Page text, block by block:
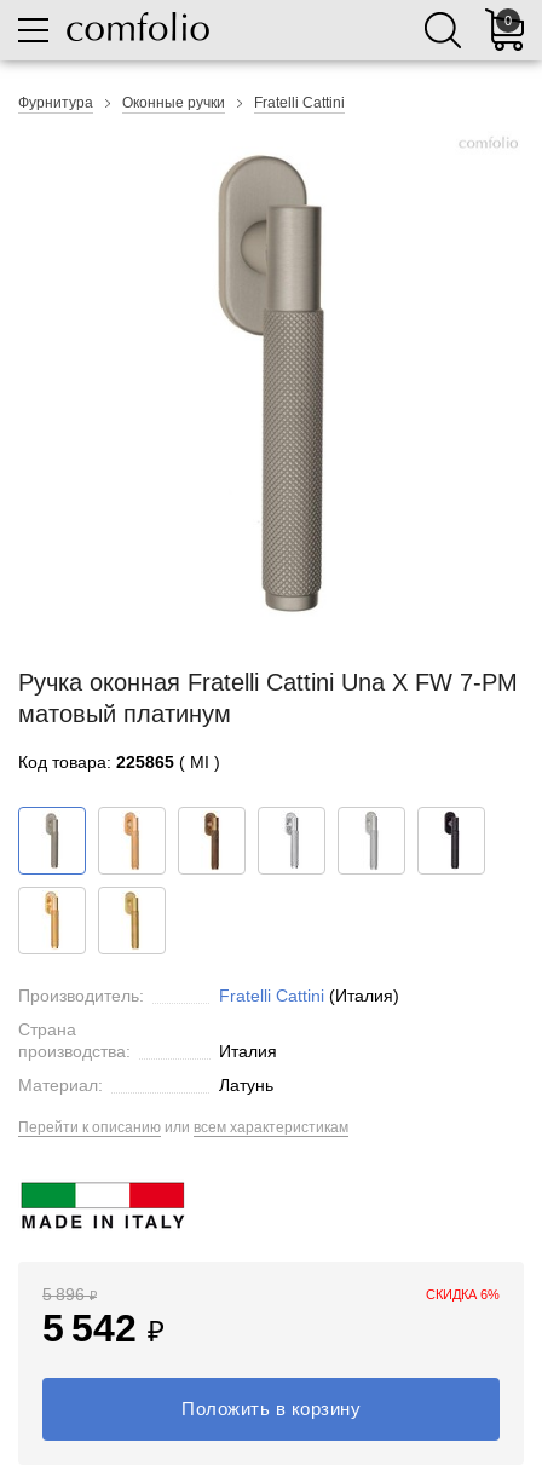
0
Фурнитура Оконные ручки Fratelli Cattini
Ручка оконная Fratelli Cattini Una X FW 7-PM
матовый платинум
Код товара: 225865 ( MI )
Производитель: Fratelli Cattini(Италия)
Страна
производства:
Италия
Материал:
Латунь
Перейти к описанию или всем характеристикам
СКИДКА 6%
5 896₽
5 542 ₽
Положить в корзину